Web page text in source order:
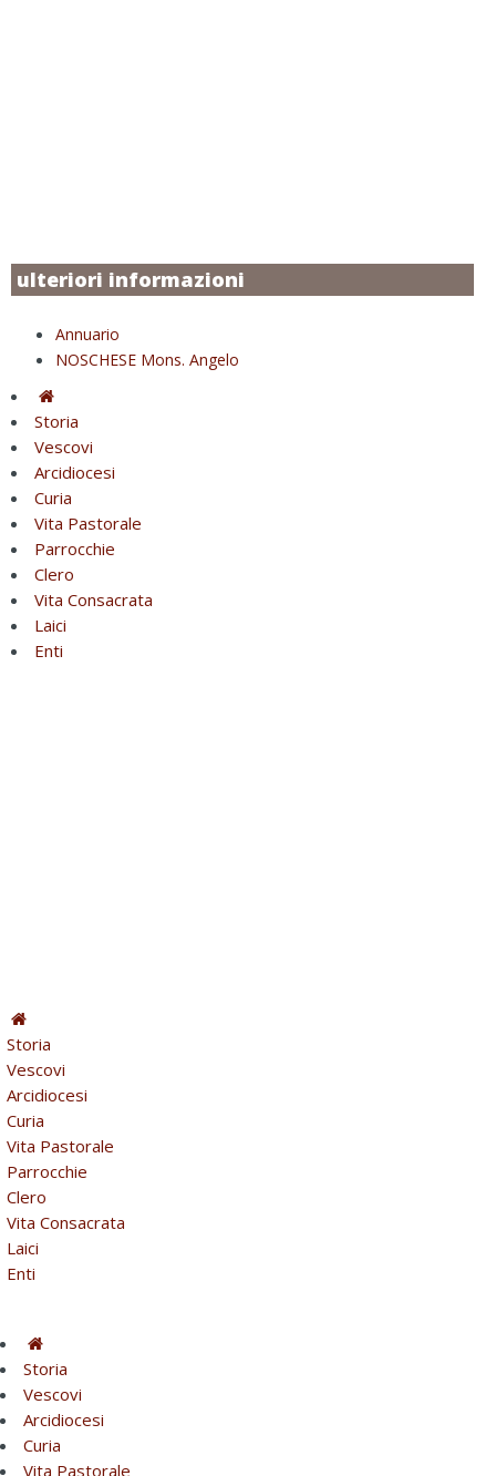
ulteriori informazioni
Annuario
NOSCHESE Mons. Angelo
Storia
Vescovi
Arcidiocesi
Curia
Vita Pastorale
Parrocchie
Clero
Vita Consacrata
Laici
Enti
Storia
Vescovi
Arcidiocesi
Curia
Vita Pastorale
Parrocchie
Clero
Vita Consacrata
Laici
Enti
Storia
Vescovi
Arcidiocesi
Curia
Vita Pastorale